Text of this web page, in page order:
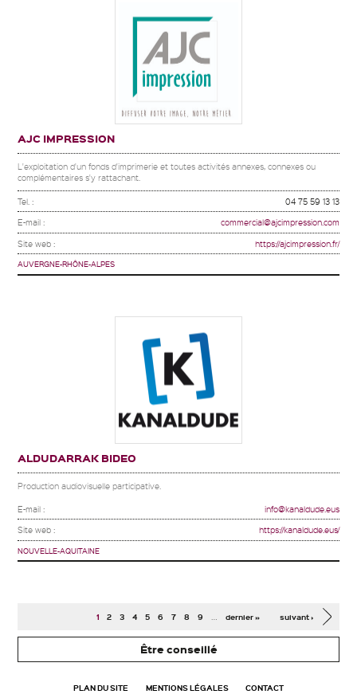
AJC IMPRESSION
L'exploitation d'un fonds d'imprimerie et toutes activités annexes, connexes ou
complémentaires s'y rattachant.
Tel. : 04 75 59 13 13
E-mail : commercial@ajcimpression.com
Site web : https://ajcimpression.fr/
AUVERGNE-RHÔNE-ALPES
ALDUDARRAK BIDEO
Production audiovisuelle participative.
E-mail : info@kanaldude.eus
Site web : https://kanaldude.eus/
NOUVELLE-AQUITAINE
1 2 3 4 5 6 7 8 9 … suivant ›
dernier »
Être conseillé
PLAN DU SITE MENTIONS LÉGALES CONTACT